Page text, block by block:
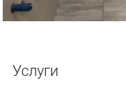
Услуги